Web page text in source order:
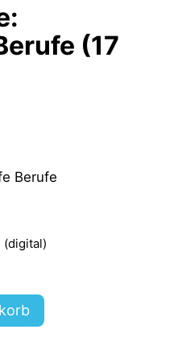
(17
Berufe
(digital)